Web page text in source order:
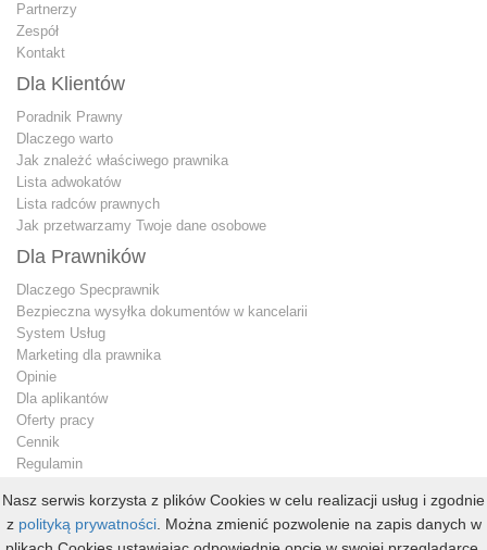
Partnerzy
Zespół
Kontakt
Dla Klientów
Poradnik Prawny
Dlaczego warto
Jak znależć właściwego prawnika
Lista adwokatów
Lista radców prawnych
Jak przetwarzamy Twoje dane osobowe
Dla Prawników
Dlaczego Specprawnik
Bezpieczna wysyłka dokumentów w kancelarii
System Usług
Marketing dla prawnika
Opinie
Dla aplikantów
Oferty pracy
Cennik
Regulamin
Konto premium
Kontakt dla prawnika
Nasz serwis korzysta z plików Cookies w celu realizacji usług i zgodnie
z polityką prywatności. Można zmienić pozwolenie na zapis danych w